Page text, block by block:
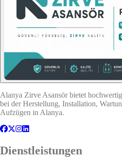
Alanya Zirve Asansör bietet
bei der Herstellung, Installation,
Aufzügen in Alanya.
Dienstleistungen